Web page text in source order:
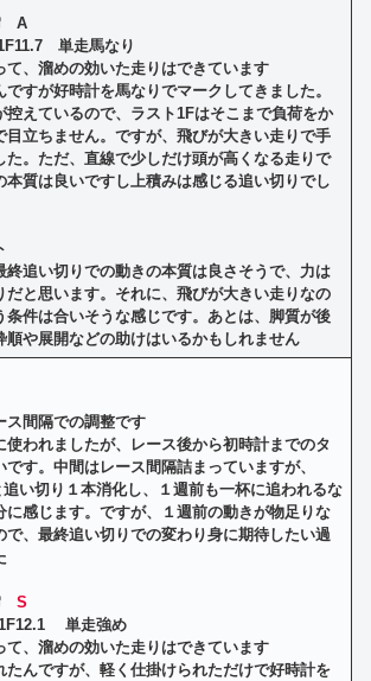
A
単走馬なり
て、溜めの効いた走りはできています
ですが好時計を馬なりでマークしてきました。
控えているので、ラスト1Fはそこまで負荷をか
目立ちません。ですが、飛びが大きい走りで手
た。ただ、直線で少しだけ頭が高くなる走りで
本質は良いですし上積みは感じる追い切りでし
終追い切りでの動きの本質は良さそうで、力は
だと思います。それに、飛びが大きい走りなの
条件は合いそうな感じです。あとは、脚質が後
順や展開などの助けはいるかもしれません
ス間隔での調整です
使われましたが、レース後から初時計までのタ
です。中間はレース間隔詰まっていますが、
い切り１本消化し、１週前も一杯に追われるな
に感じます。ですが、１週前の動きが物足りな
で、最終追い切りでの変わり身に期待したい過
☟S
1F12.1 単走強め
て、溜めの効いた走りはできています
たんですが、軽く仕掛けられただけで好時計を